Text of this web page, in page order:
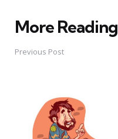
More Reading
Post
navigation
Previous Post